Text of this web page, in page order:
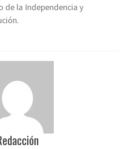
la Independencia y